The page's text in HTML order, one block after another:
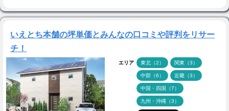
いえとち本舗の坪単価とみんなの口コミや評判をリサー
チ！
エリア 東北（2） 関東（3）
中部（6） 近畿（3）
中国・四国（7）
九州・沖縄（3）